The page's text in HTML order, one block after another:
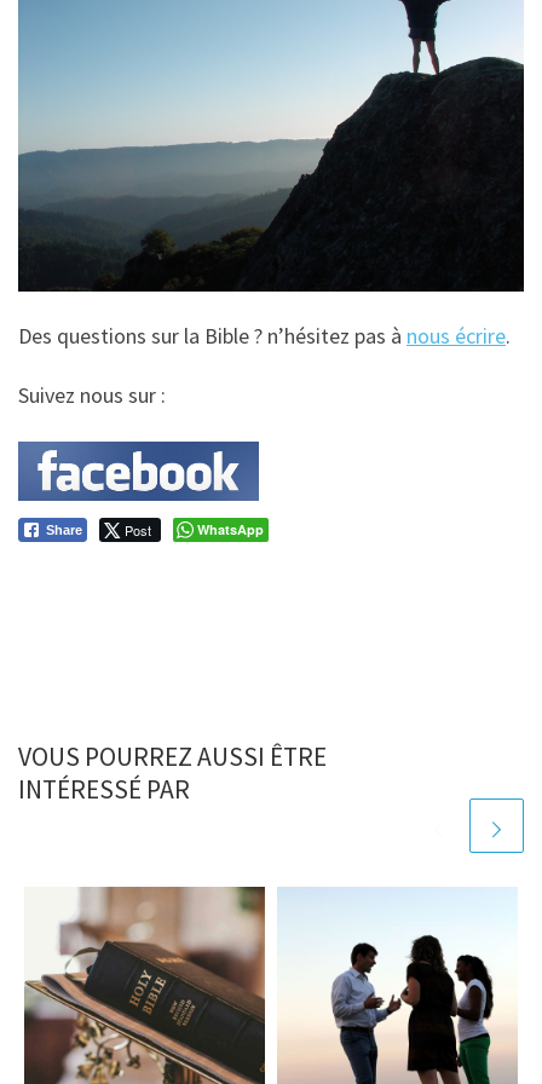
Des questions sur la Bible ? n’hésitez pas à nous écrire.
Suivez nous sur :
Share Post WhatsApp
VOUS POURREZ AUSSI ÊTRE
INTÉRESSÉ PAR